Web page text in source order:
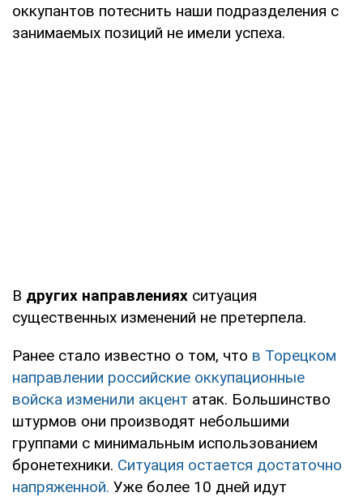
оккупантов потеснить наши подразделения с
занимаемых позиций не имели успеха.
В других направлениях ситуация
существенных изменений не претерпела.
Ранее стало известно о том, что в Торецком
направлении российские оккупационные
войска изменили акцент атак. Большинство
штурмов они производят небольшими
группами с минимальным использованием
бронетехники. Ситуация остается достаточно
напряженной. Уже более 10 дней идут